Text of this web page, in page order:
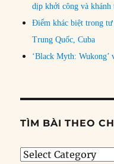
dịp khởi công và
Điểm khác biệt trong
Trung Quốc, Cuba
‘Black Myth: Wukong’
TÌM BÀI THEO
Tìm